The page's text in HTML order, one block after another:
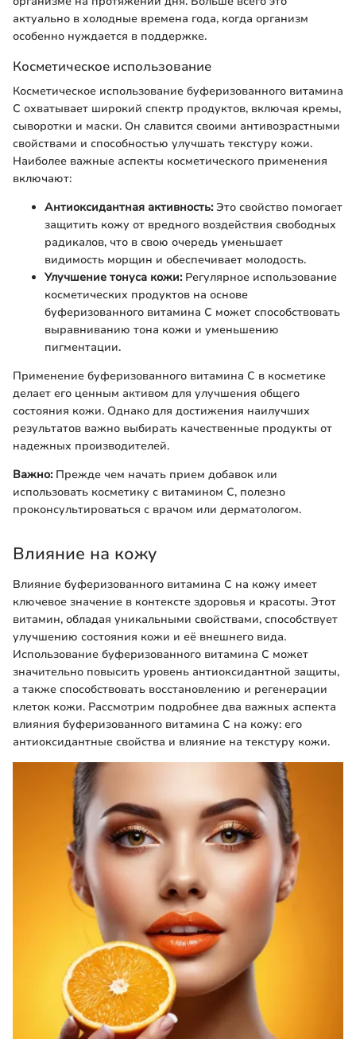
актуально в холодные времена года, когда организм
особенно нуждается в поддержке.
Косметическое использование
Косметическое использование буферизованного витамина
C охватывает широкий спектр продуктов, включая кремы,
сыворотки и маски. Он славится своими антивозрастными
свойствами и способностью улучшать текстуру кожи.
Наиболее важные аспекты косметического применения
включают:
Антиоксидантная активность:Это свойство помогает
защитить кожу от вредного воздействия свободных
радикалов, что в свою очередь уменьшает
видимость морщин и обеспечивает молодость.
Улучшение тонуса кожи:Регулярное использование
косметических продуктов на основе
буферизованного витамина C может способствовать
выравниванию тона кожи и уменьшению
пигментации.
Применение буферизованного витамина C в косметике
делает его ценным активом для улучшения общего
состояния кожи. Однако для достижения наилучших
результатов важно выбирать качественные продукты от
надежных производителей.
Важно:Прежде чем начать прием добавок или
использовать косметику с витамином C, полезно
проконсультироваться с врачом или дерматологом.
Влияние на кожу
Влияние буферизованного витамина C на кожу имеет
ключевое значение в контексте здоровья и красоты. Этот
витамин, обладая уникальными свойствами, способствует
улучшению состояния кожи и её внешнего вида.
Использование буферизованного витамина C может
значительно повысить уровень антиоксидантной защиты,
а также способствовать восстановлению и регенерации
клеток кожи. Рассмотрим подробнее два важных аспекта
влияния буферизованного витамина C на кожу: его
антиоксидантные свойства и влияние на текстуру кожи.